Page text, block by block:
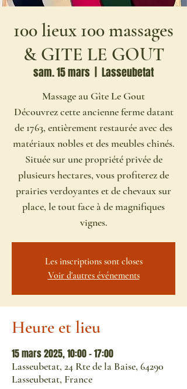
100 lieux 100 massages
& GITE LE GOUT
sam. 15 mars Lasseubetat
Massage au Gîte Le Gout
Découvrez cette ancienne ferme datant
de 1763, entièrement restaurée avec des
matériaux nobles et des meubles chinés.
Située sur une propriété privée de
plusieurs hectares, vous profiterez de
prairies verdoyantes et de chevaux sur
place, le tout face à de magnifiques
vignes.
Les inscriptions sont closes
Voir d'autres événements
Heure et lieu
15 mars 2025, 10:00 – 17:00
Lasseubetat, 24 Rte de la Baise, 64290
Lasseubetat, France